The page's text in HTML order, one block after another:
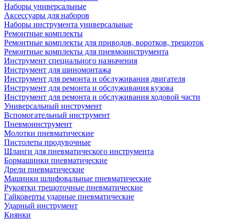
Наборы универсальные
Аксессуары для наборов
Наборы инструмента универсальные
Ремонтные комплекты
Ремонтные комплекты для приводов, воротков, трещоток
Ремонтные комплекты для пневмоинструмента
Инструмент специального назначения
Инструмент для шиномонтажа
Инструмент для ремонта и обслуживания двигателя
Инструмент для ремонта и обслуживания кузова
Инструмент для ремонта и обслуживания ходовой части
Универсальный инструмент
Вспомогательный инструмент
Пневмоинструмент
Молотки пневматические
Пистолеты продувочные
Шланги для пневматического инструмента
Бормашинки пневматические
Дрели пневматические
Машинки шлифовальные пневматические
Рукоятки трещоточные пневматические
Гайковерты ударные пневматические
Ударный инструмент
Киянки